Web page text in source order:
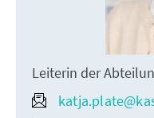
Leiterin der